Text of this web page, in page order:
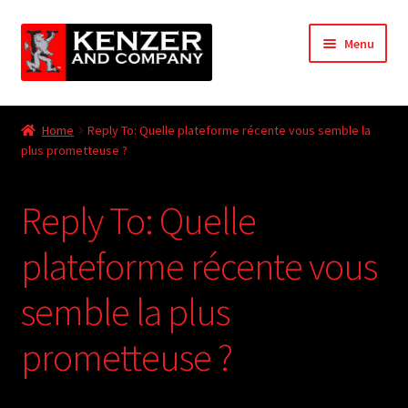
Skip
to
navigation
Skip
to
content
Menu
Home
child
KODT Magazine
Other Games
child
Cries from the Attic
Home
Reply To: Quelle plateforme récente vous semble la
plus prometteuse ?
Reply To: Quelle
plateforme récente vous
semble la plus
prometteuse ?